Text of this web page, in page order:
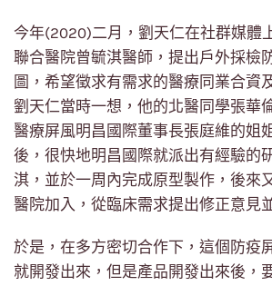
今年(2020)二月，劉天仁在社群媒體
聯合醫院曾毓淇醫師，提出戶外採檢
圖，希望徵求有需求的醫療同業合資
劉天仁當時一想，他的北醫同學張華
醫療屏風明昌國際董事長張庭維的姐
後，很快地明昌國際就派出有經驗的
淇，並於一周內完成原型製作，後來
醫院加入，從臨床需求提出修正意見
於是，在多方密切合作下，這個防疫
就開發出來，但是產品開發出來後，